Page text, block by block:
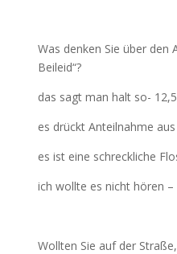
Was denken Sie über den
Beileid“?
das sagt man halt so-
es drückt Anteilnahme
es ist eine schreckliche
ich wollte es nicht hören –
Wollten Sie auf der